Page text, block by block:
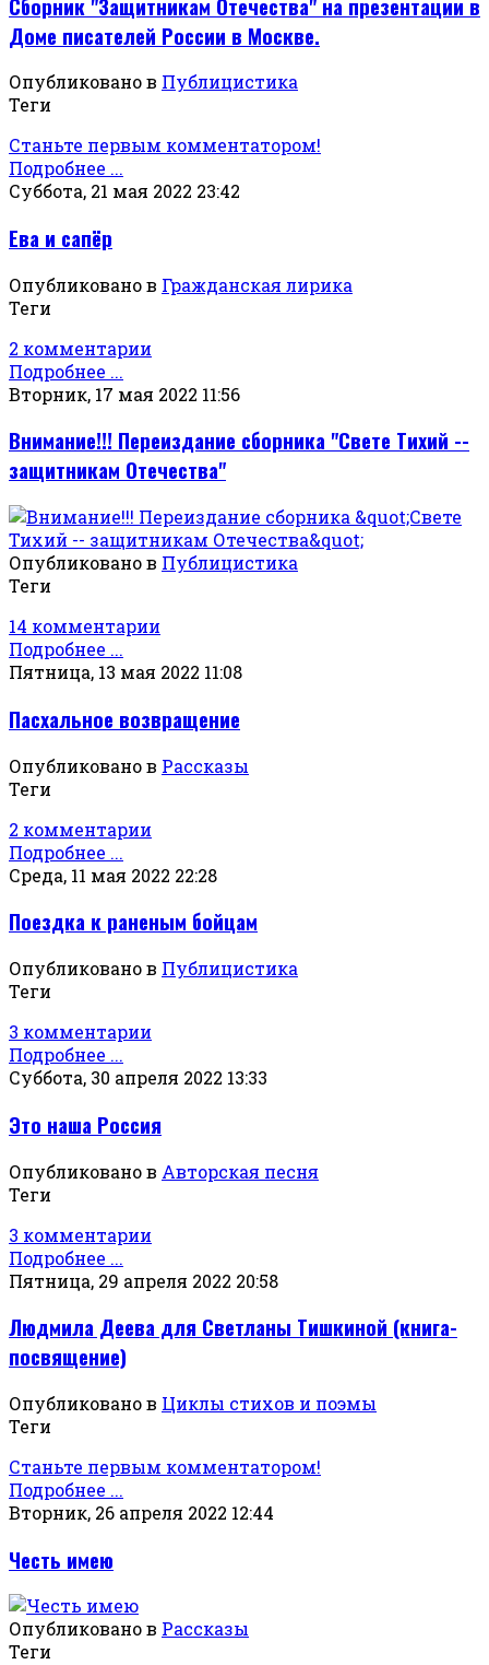
Доме писателей России в Москве.
Опубликовано в Публицистика
Теги
Станьте первым комментатором!
Подробнее ...
Суббота, 21 мая 2022 23:42
Ева и сапёр
Опубликовано в Гражданская лирика
Теги
2 комментарии
Подробнее ...
Вторник, 17 мая 2022 11:56
Внимание!!! Переиздание сборника "Свете Тихий --
защитникам Отечества"
Опубликовано в Публицистика
Теги
14 комментарии
Подробнее ...
Пятница, 13 мая 2022 11:08
Пасхальное возвращение
Опубликовано в Рассказы
Теги
2 комментарии
Подробнее ...
Среда, 11 мая 2022 22:28
Поездка к раненым бойцам
Опубликовано в Публицистика
Теги
3 комментарии
Подробнее ...
Суббота, 30 апреля 2022 13:33
Это наша Россия
Опубликовано в Авторская песня
Теги
3 комментарии
Подробнее ...
Пятница, 29 апреля 2022 20:58
Людмила Деева для Светланы Тишкиной (книга-
посвящение)
Опубликовано в Циклы стихов и поэмы
Теги
Станьте первым комментатором!
Подробнее ...
Вторник, 26 апреля 2022 12:44
Честь имею
Опубликовано в Рассказы
Теги